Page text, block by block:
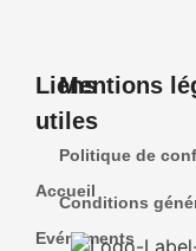
Liens
utiles
Accueil
Evénements
Mentions
Politique de
Conditions